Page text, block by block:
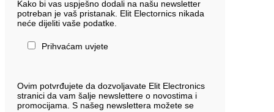
Kako bi vas uspješno dodali na našu newsletter
potreban je vaš pristanak. Elit Electornics nikada
neće dijeliti vaše podatke.
Prihvaćam uvjete
Ovim potvrđujete da dozvoljavate Elit Electronics
stranici da vam šalje newslettere o novostima i
promocijama. S našeg newslettera možete se